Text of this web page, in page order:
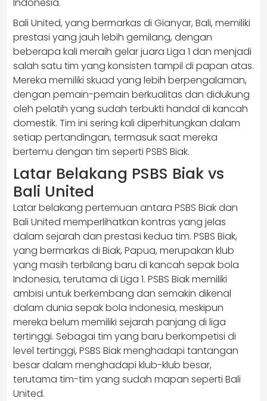
Bali United, yang bermarkas di Gianyar, Bali, memiliki
prestasi yang jauh lebih gemilang, dengan
beberapa kali meraih gelar juara Liga 1 dan menjadi
salah satu tim yang konsisten tampil di papan atas.
Mereka memiliki skuad yang lebih berpengalaman,
dengan pemain-pemain berkualitas dan didukung
oleh pelatih yang sudah terbukti handal di kancah
domestik. Tim ini sering kali diperhitungkan dalam
setiap pertandingan, termasuk saat mereka
bertemu dengan tim seperti PSBS Biak.
Latar Belakang PSBS Biak vs
Bali United
Latar belakang pertemuan antara PSBS Biak dan
Bali United memperlihatkan kontras yang jelas
dalam sejarah dan prestasi kedua tim. PSBS Biak,
yang bermarkas di Biak, Papua, merupakan klub
yang masih terbilang baru di kancah sepak bola
Indonesia, terutama di Liga 1. PSBS Biak memiliki
ambisi untuk berkembang dan semakin dikenal
dalam dunia sepak bola Indonesia, meskipun
mereka belum memiliki sejarah panjang di liga
tertinggi. Sebagai tim yang baru berkompetisi di
level tertinggi, PSBS Biak menghadapi tantangan
besar dalam menghadapi klub-klub besar,
terutama tim-tim yang sudah mapan seperti Bali
United.